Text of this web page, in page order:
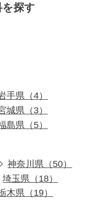
探す
手県（4）
城県（3）
島県（5）
神奈川県（50）
埼玉県（18）
木県（19）